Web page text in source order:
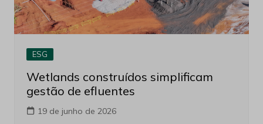
ESG
Wetlands construídos simplificam
gestão de efluentes
19 de junho de 2026